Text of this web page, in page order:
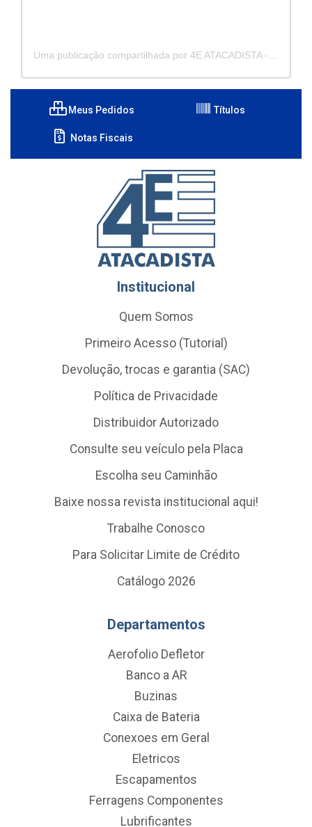
Meus Pedidos Títulos
Notas Fiscais
Institucional
Quem Somos
Primeiro Acesso (Tutorial)
Devolução, trocas e garantia (SAC)
Política de Privacidade
Distribuidor Autorizado
Consulte seu veículo pela Placa
Escolha seu Caminhão
Baixe nossa revista institucional aqui!
Trabalhe Conosco
Para Solicitar Limite de Crédito
Catálogo 2026
Departamentos
Aerofolio Defletor
Banco a AR
Buzinas
Caixa de Bateria
Conexoes em Geral
Eletricos
Escapamentos
Ferragens Componentes
Lubrificantes